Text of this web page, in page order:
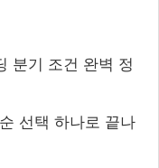
분기 조건 완벽 정
선택 하나로 끝나